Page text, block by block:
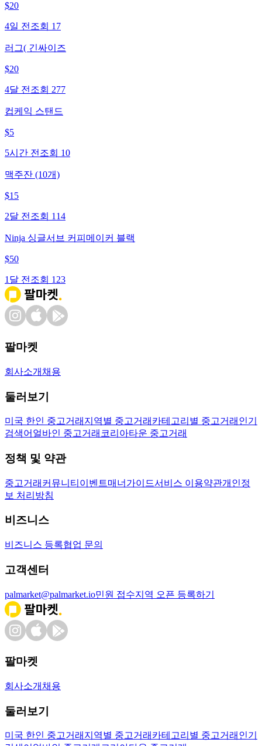
$20
4일 전 조회 17
러그( 긴싸이즈
$20
4달 전 조회 277
컵케익 스탠드
$5
5시간 전 조회 10
맥주잔 (10개)
$15
2달 전 조회 114
Ninja 싱글서브 커피메이커 블랙
$50
1달 전 조회 123
팔마켓
회사소개 채용
둘러보기
미국 한인 중고거래 지역별 중고거래 카테고리별 중고거래 인기
검색어 얼바인 중고거래 코리아타운 중고거래
정책 및 약관
중고거래 커뮤니티 이벤트매너가이드서비스 이용약관개인정
보 처리방침
비즈니스
비즈니스 등록협업 문의
고객센터
palmarket@palmarket.io민원 접수지역 오픈 등록하기
팔마켓
회사소개 채용
둘러보기
미국 한인 중고거래 지역별 중고거래 카테고리별 중고거래 인기